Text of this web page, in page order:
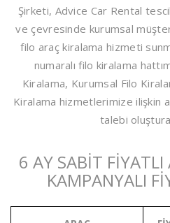
Şirketi, Advice Car Rental
ve çevresinde kurumsal
filo araç kiralama hizmeti
numaralı filo kiralama
Kiralama, Kurumsal Filo
Kiralama hizmetlerimize ilişkin
talebi
6 AY SABİT
KAMPANYALI